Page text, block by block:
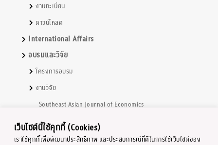
เว็บไซต์นี้ใช้คุกกี้ (Cookies)
เราใช้คุกกี้เพื่อพัฒนาประสิทธิภาพ และประสบการณ์ที่ดีในการใช้เว็บไซต์ของ
งานทะเบียน
ดาวน์โหลด
International Affairs
อบรมและวิจัย
โครงการอบรม
งานวิจัย
Southeast Asian Journal of Economics
หนังสือ และ ตำราเรียน
ศูนย์วิจัยเศรษฐศาสตร์